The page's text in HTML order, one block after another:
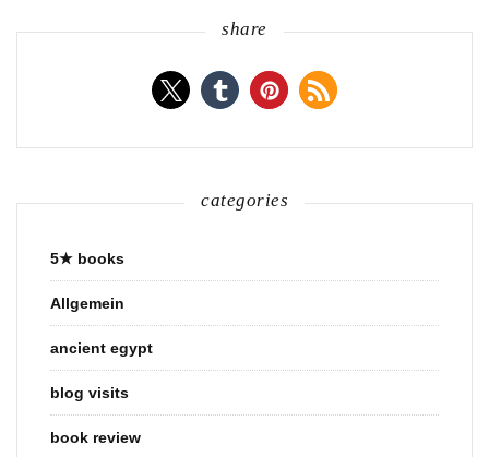
share
categories
5★ books
Allgemein
ancient egypt
blog visits
book review